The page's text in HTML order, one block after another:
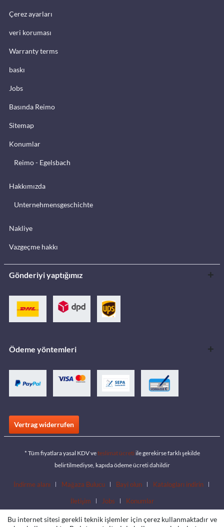
Çerez ayarları
veri koruması
Warranty terms
baskı
Jobs
Basında Reimo
Sitemap
Konumlar
Reimo - Egelsbach
Hakkımızda
Unternehmensgeschichte
Nakliye
Vazgeçme hakkı
Gönderiyi yaptığımız
Ödeme yöntemleri
Vertrag widerrufen
* Tüm fiyatlara yasal KDV veteslimat ücreti ile gerekirse farklı şekilde
belirtilmediyse, kapıda ödeme ücreti dahildir
İndirme alanı Mağaza Bulucu Bayi olun Katalogları indirin
İletişim Jobs Konumlar
Bu internet sitesi gerekli teknik işlemler için çerez kullanmaktadır ve